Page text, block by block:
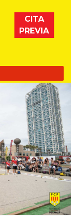
CITA
PREVIA